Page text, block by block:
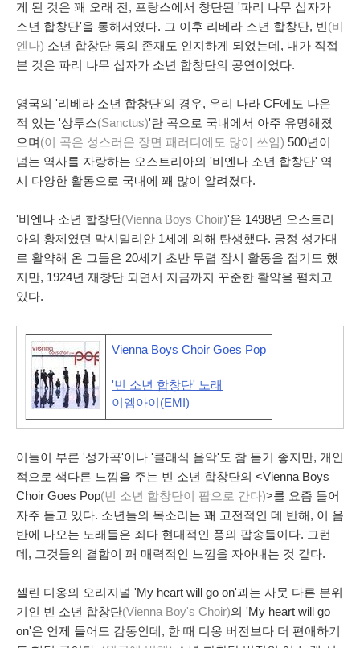
게 된 것은 꽤 오래 전, 프랑스에서 창단된 '파리 나무 십자가
소년 합창단'을 통해서였다. 그 이후 리베라 소년 합창단, 빈 (비
엔나) 소년 합창단 등의 존재도 인지하게 되었는데, 내가 직접
본 것은 파리 나무 십자가 소년 합창단의 공연이었다.
영국의 '리베라 소년 합창단'의 경우, 우리 나라 CF에도 나온
적 있는 '상투스(Sanctus)'란 곡으로 국내에서 아주 유명해졌
으며 (이 곡은 성스러운 장면 패러디에도 많이 쓰임) 500년이
넘는 역사를 자랑하는 오스트리아의 '비엔나 소년 합창단' 역
시 다양한 활동으로 국내에 꽤 많이 알려졌다.
'비엔나 소년 합창단(Vienna Boys Choir)'은 1498년 오스트리
아의 황제였던 막시밀리안 1세에 의해 탄생했다. 궁정 성가대
로 활약해 온 그들은 20세기 초반 무렵 잠시 활동을 접기도 했
지만, 1924년 재창단 되면서 지금까지 꾸준한 활약을 펼치고
있다.
Vienna Boys Choir Goes Pop
'빈 소년 합창단' 노래
이엠아이(EMI)
이들이 부른 '성가곡'이나 '클래식 음악'도 참 듣기 좋지만, 개인
적으로 색다른 느낌을 주는 빈 소년 합창단의 <Vienna Boys
Choir Goes Pop(빈 소년 합창단이 팝으로 간다)>를 요즘 들어
자주 듣고 있다. 소년들의 목소리는 꽤 고전적인 데 반해, 이 음
반에 나오는 노래들은 죄다 현대적인 풍의 팝송들이다. 그런
데, 그것들의 결합이 꽤 매력적인 느낌을 자아내는 것 같다.
셀린 디옹의 오리지널 'My heart will go on'과는 사뭇 다른 분위
기인 빈 소년 합창단(Vienna Boy's Choir)의 'My heart will go
on'은 언제 들어도 감동인데, 한 때 디옹 버전보다 더 편애하기